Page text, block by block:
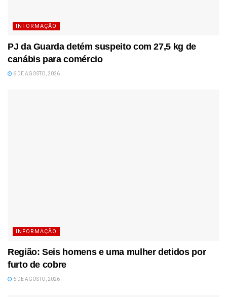
INFORMAÇÃO
PJ da Guarda detém suspeito com 27,5 kg de
canábis para comércio
6 DE AGOSTO, 2026
INFORMAÇÃO
Região: Seis homens e uma mulher detidos por
furto de cobre
6 DE AGOSTO, 2026